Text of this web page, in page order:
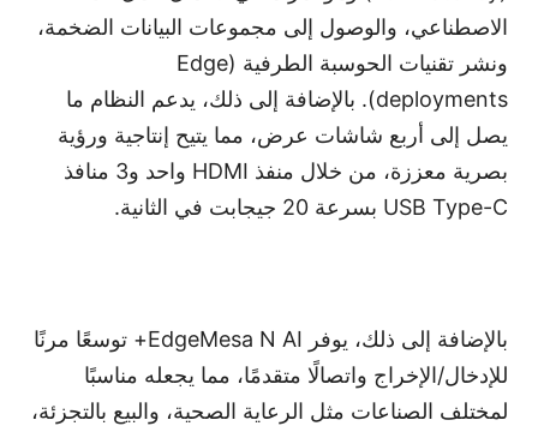
الاصطناعي، والوصول إلى مجموعات البيانات الضخمة،
ونشر تقنيات الحوسبة الطرفية (Edge
deployments). بالإضافة إلى ذلك، يدعم النظام ما
يصل إلى أربع شاشات عرض، مما يتيح إنتاجية ورؤية
بصرية معززة، من خلال منفذ HDMI واحد و3 منافذ
USB Type-C بسرعة 20 جيجابت في الثانية.
بالإضافة إلى ذلك، يوفر EdgeMesa N AI+ توسعًا مرنًا
للإدخال/الإخراج واتصالًا متقدمًا، مما يجعله مناسبًا
لمختلف الصناعات مثل الرعاية الصحية، والبيع بالتجزئة،